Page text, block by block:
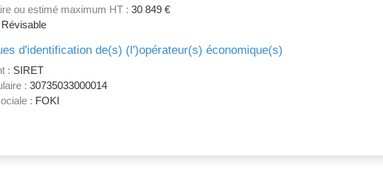
ou estimé maximum HT : 30 849 €
Révisable
d'identification de(s) (l')opérateur(s) économique(s)
: SIRET
: 30735033000014
: FOKI